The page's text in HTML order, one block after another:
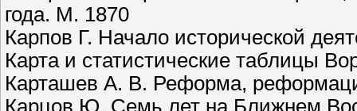
года. М. 1870
Карпов Г. Начало исторической
Карта и статистические таблицы
Карташев А. В. Реформа,
Карцов Ю. Семь лет на Ближнем